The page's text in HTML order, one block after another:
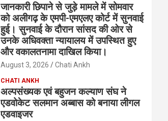
जानकारी छिपाने से जुड़े मामले में सोमवार
को अलीगढ़ के एमपी-एमएलए कोर्ट में सुनवाई
हुई। सुनवाई के दौरान सांसद की ओर से
उनके अधिवक्ता न्यायालय में उपस्थित हुए
और वकालतनामा दाखिल किया।
August 3, 2026 Chati Ankh
CHATI ANKH
अल्पसंख्यक एवं बहुजन कल्याण संघ ने
एडवोकेट सलमान अब्बास को बनाया लीगल
एडवाइजर